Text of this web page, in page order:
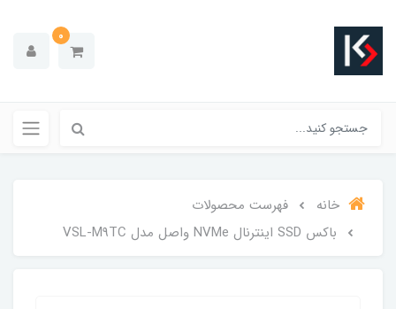
0
خانه
فهرست محصولات
باکس SSD اینترنال NVMe واصل مدل VSL-M9TC